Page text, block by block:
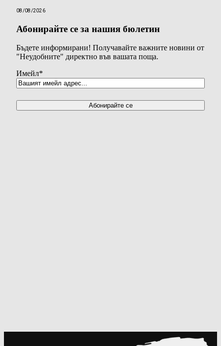
08/08/2026
Абонирайте се за нашия бюлетин
Бъдете информирани! Получавайте важните новини от
"Неудобните" директно във вашата поща.
Имейл*